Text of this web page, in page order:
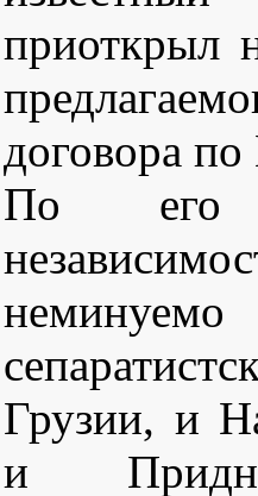
приоткрыл
договора по
По его
Грузии, и
и